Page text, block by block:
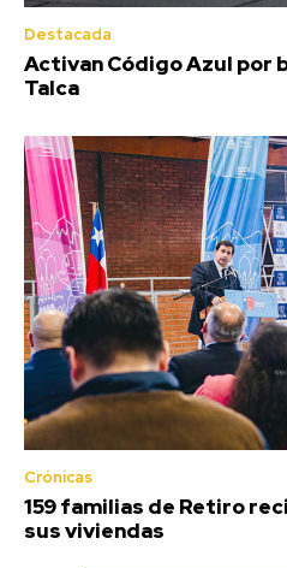
Destacada
Activan Código Azul por
Talca
Crónicas
159 familias de Retiro
sus viviendas